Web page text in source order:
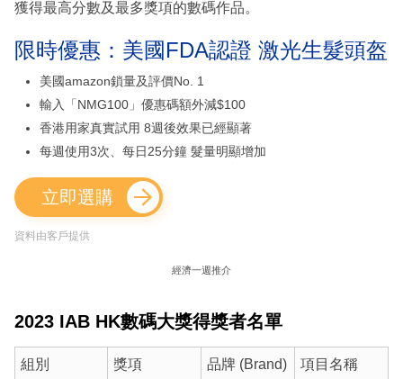
獲得最高分數及最多獎項的數碼作品。
限時優惠：美國FDA認證 激光生髮頭盔
美國amazon鎖量及評價No. 1
輸入「NMG100」優惠碼額外減$100
香港用家真實試用 8週後效果已經顯著
每週使用3次、每日25分鐘 髮量明顯增加
立即選購
資料由客戶提供
經濟一週推介
2023 IAB HK數碼大獎得獎者名單
組別 獎項
品牌 (Brand)
項目名稱